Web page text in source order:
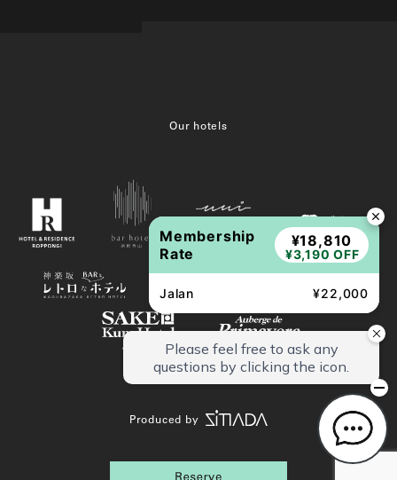
Our hotels
Produced by
Membership
Rate
¥18,810
¥3,190 OFF
Jalan ¥22,000